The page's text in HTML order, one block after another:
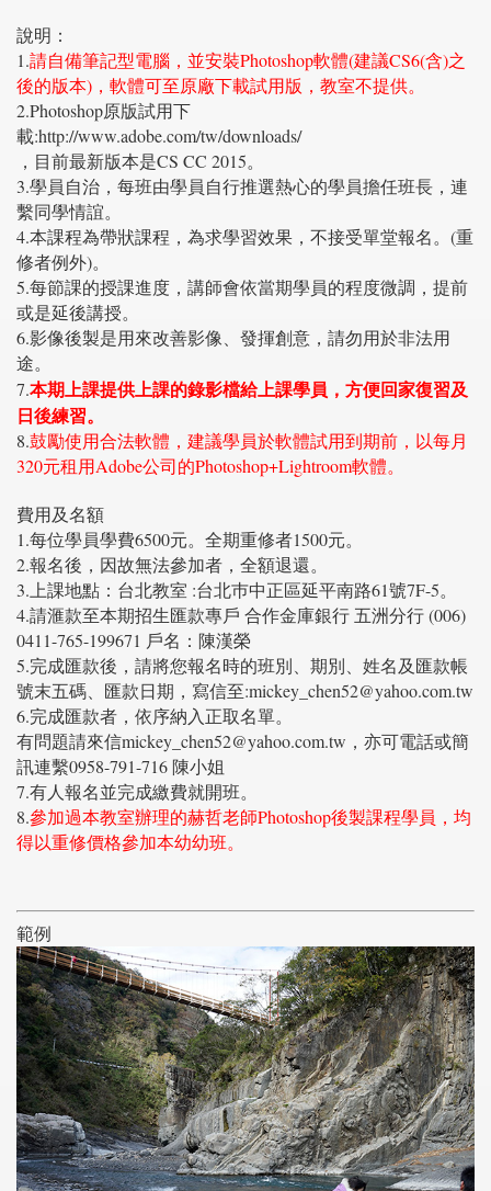
說明：
1.請自備筆記型電腦，並安裝Photoshop軟體(建議CS6(含)之
後的版本)，軟體可至原廠下載試用版，教室不提供。
2.Photoshop原版試用下
載:http://www.adobe.com/tw/downloads/
，目前最新版本是CS CC 2015。
3.學員自治，每班由學員自行推選熱心的學員擔任班長，連
繫同學情誼。
4.本課程為帶狀課程，為求學習效果，不接受單堂報名。(重
修者例外)。
5.每節課的授課進度，講師會依當期學員的程度微調，提前
或是延後講授。
6.影像後製是用來改善影像、發揮創意，請勿用於非法用
途。
7.本期上課提供上課的錄影檔給上課學員，方便回家復習及
日後練習。
8.鼓勵使用合法軟體，建議學員於軟體試用到期前，以每月
320元租用Adobe公司的Photoshop+Lightroom軟體。
費用及名額
1.每位學員學費6500元。全期重修者1500元。
2.報名後，因故無法參加者，全額退還。
3.上課地點：台北教室 :台北巿中正區延平南路61號7F-5。
4.請滙款至本期招生匯款專戶 合作金庫銀行 五洲分行 (006)
0411-765-199671 戶名：陳漢榮
5.完成匯款後，請將您報名時的班別、期別、姓名及匯款帳
號末五碼、匯款日期，寫信至:mickey_chen52@yahoo.com.tw
6.完成匯款者，依序納入正取名單。
有問題請來信mickey_chen52@yahoo.com.tw，亦可電話或簡
訊連繫0958-791-716 陳小姐
7.有人報名並完成繳費就開班。
8.參加過本教室辦理的赫哲老師Photoshop後製課程學員，均
得以重修價格參加本幼幼班。
範例